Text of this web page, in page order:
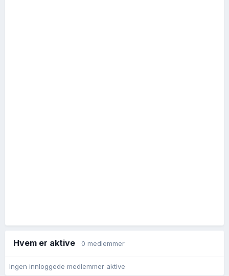
Hvem er aktive 0 medlemmer
Ingen innloggede medlemmer aktive